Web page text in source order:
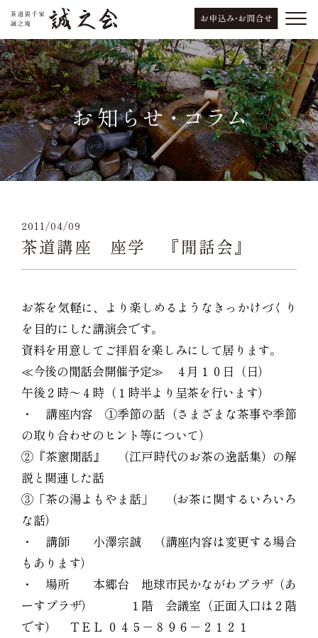
2011/04/09
茶道講座 座学 『閒話会』
お茶を気軽に、より楽しめるようなきっかけづくり
を目的にした講演会です。
資料を用意してご拝眉を楽しみにして居ります。
≪今後の閒話会開催予定≫ ４月１０日（日）
午後２時～４時（１時半より呈茶を行います）
・ 講座内容 ①季節の話（さまざまな茶事や季節
の取り合わせのヒント等について）
②『茶窻閒話』 （江戸時代のお茶の逸話集）の解
説と関連した話
③「茶の湯よもやま話」 （お茶に関するいろいろ
な話）
・ 講師 小澤宗誠 （講座内容は変更する場合
もあります）
・ 場所 本郷台 地球市民かながわプラザ（あ
ーすプラザ） １階 会議室（正面入口は２階
です） ＴＥＬ ０４５－８９６－２１２１